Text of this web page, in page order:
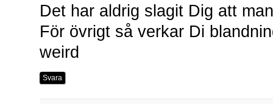
Det har aldrig slagit Dig att
För övrigt så verkar Di
weird
Svara